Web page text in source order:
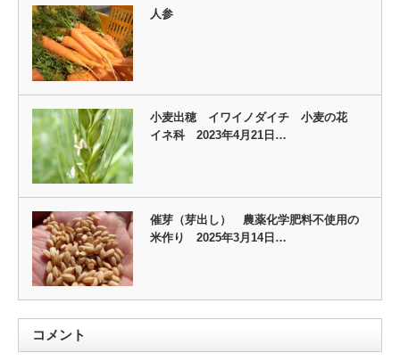
人参
小麦出穂 イワイノダイチ 小麦の花
イネ科 2023年4月21日…
催芽（芽出し） 農薬化学肥料不使用の
米作り 2025年3月14日…
コメント